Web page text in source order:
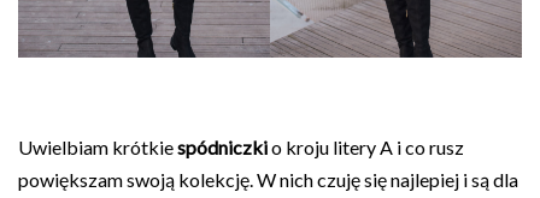
Uwielbiam krótkiespódniczkio kroju litery A i co rusz
powiększam swoją kolekcję. W nich czuję się najlepiej i są dla